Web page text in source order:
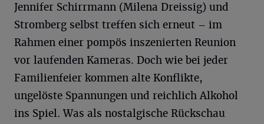
Jennifer Schirrmann (Milena Dreissig) und
Stromberg selbst treffen sich erneut – im
Rahmen einer pompös inszenierten Reunion
vor laufenden Kameras. Doch wie bei jeder
Familienfeier kommen alte Konflikte,
ungelöste Spannungen und reichlich Alkohol
ins Spiel. Was als nostalgische Rückschau